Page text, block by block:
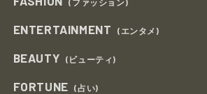
(ファッション)
ENTERTAINMENT (エンタメ)
BEAUTY (ビューティ)
FORTUNE (占い)